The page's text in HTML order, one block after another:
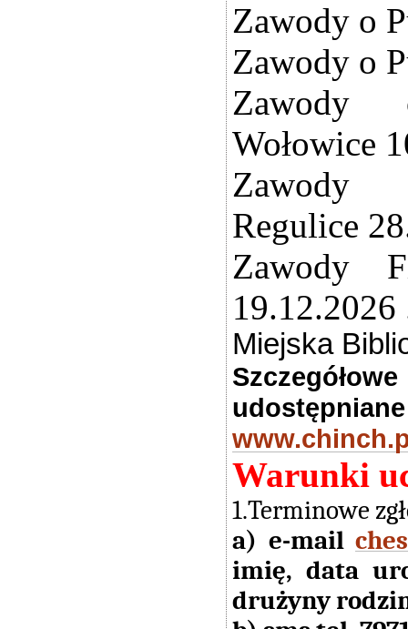
Zawody o
Zawody o
Zawody
Wołowice
Regulice
Zawody
19.12.2026
Miejska
Warunki
1.Terminowe
a) e-mail
imię, data
drużyny